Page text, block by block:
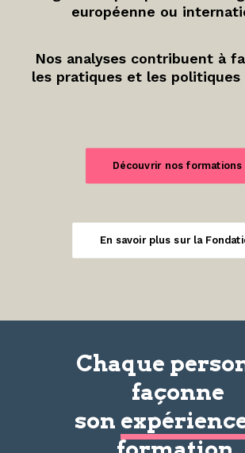
européenne ou
Nos analyses contribuent à
les pratiques et les politiques
Découvrir nos formations
En savoir plus sur la
Chaque
façonne
son